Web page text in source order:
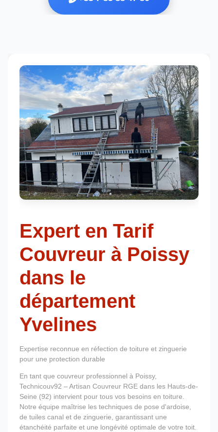
Expert en Tarif
Couvreur à Poissy
dans le
département
Yvelines
Expertise reconnue en réfection de toiture et zinguerie
pour une protection durable
En tant que couvreur professionnel à Poissy,
Technicouv92 – Artisan Couvreur RGE dans les Hauts-de-
Seine (92) intervient pour tous vos besoins en toiture.
Notre équipe maîtrise les techniques de pose d'ardoise,
de tuiles canal et de zinguerie, garantissant une
étanchéité parfaite et une longévité optimale de votre toit.